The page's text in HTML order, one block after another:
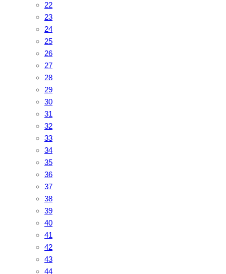
22
23
24
25
26
27
28
29
30
31
32
33
34
35
36
37
38
39
40
41
42
43
44